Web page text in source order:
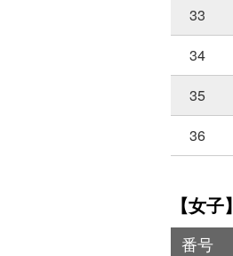
33
34
35
36
【女子】
番号